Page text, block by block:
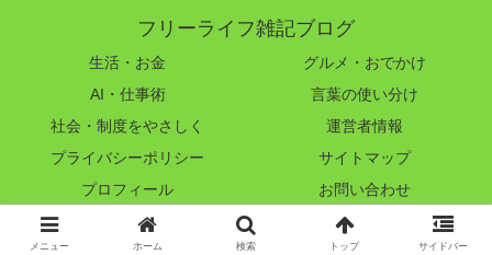
フリーライフ雑記ブログ
生活・お金
グルメ・おでかけ
AI・仕事術
言葉の使い分け
社会・制度をやさしく
運営者情報
プライバシーポリシー
サイトマップ
プロフィール
お問い合わせ
© 2023-2026 フリーライフ雑記ブログ.
メニュー ホーム 検索 トップ サイドバー